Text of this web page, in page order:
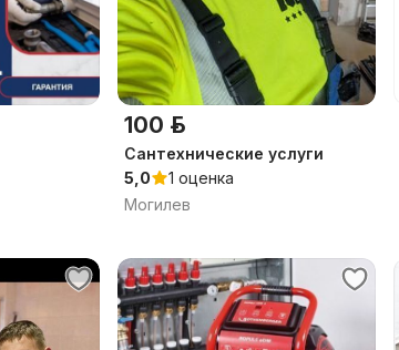
100 р.
Сантехнические услуги
5,0
1 оценка
Могилев